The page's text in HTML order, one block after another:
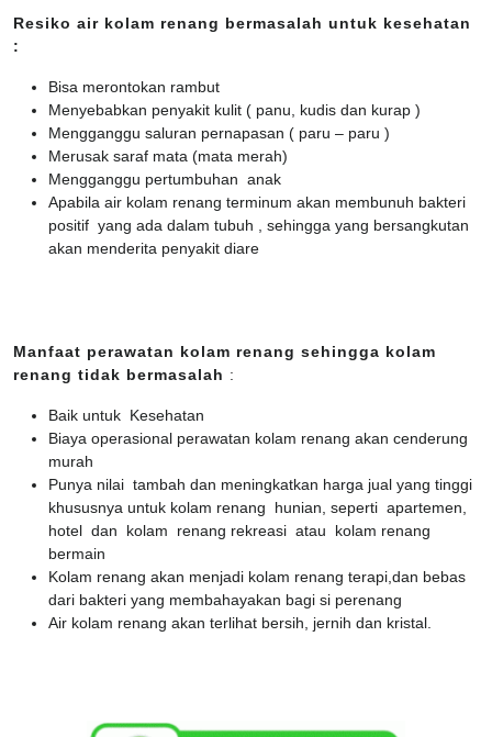
Resiko air kolam renang bermasalah untuk kesehatan
:
Bisa merontokan rambut
Menyebabkan penyakit kulit ( panu, kudis dan kurap )
Mengganggu saluran pernapasan ( paru – paru )
Merusak saraf mata (mata merah)
Mengganggu pertumbuhan anak
Apabila air kolam renang terminum akan membunuh bakteri
positif yang ada dalam tubuh , sehingga yang bersangkutan
akan menderita penyakit diare
Manfaat perawatan kolam renang sehingga kolam
renang tidak bermasalah :
Baik untuk Kesehatan
Biaya operasional perawatan kolam renang akan cenderung
murah
Punya nilai tambah dan meningkatkan harga jual yang tinggi
khususnya untuk kolam renang hunian, seperti apartemen,
hotel dan kolam renang rekreasi atau kolam renang
bermain
Kolam renang akan menjadi kolam renang terapi,dan bebas
dari bakteri yang membahayakan bagi si perenang
Air kolam renang akan terlihat bersih, jernih dan kristal.